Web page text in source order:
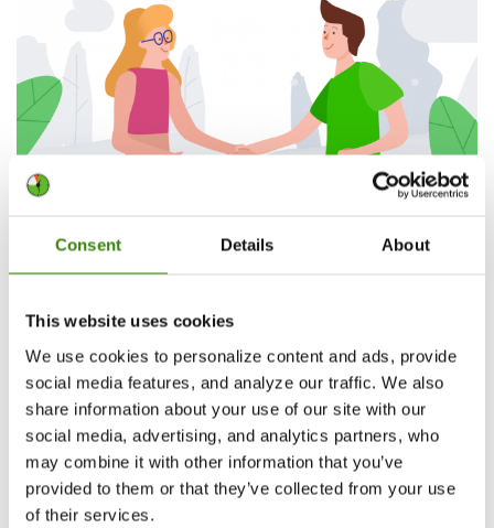
Consent Details About
This website uses cookies
We use cookies to personalize content and ads, provide
social media features, and analyze our traffic. We also
share information about your use of our site with our
social media, advertising, and analytics partners, who
may combine it with other information that you’ve
provided to them or that they’ve collected from your use
of their services.
30 consejos de etiqueta empresarial para todos
¿Qué papel juega el hecho de estar bien versado en la
etiqueta empresarial para el éxito de tu carrera profesional?
Esta es…
Seguir leyendo
Krista Krumina
13.05.2022